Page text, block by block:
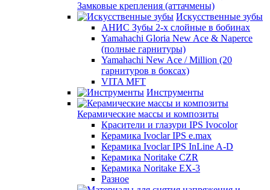
Замковые крепления (аттачмены)
Искусственные зубы
АНИС Зубы 2-х слойные в бобинах
Yamahachi Gloria New Ace & Naperce
(полные гарнитуры)
Yamahachi New Ace / Million (20
гарнитуров в боксах)
VITA MFT
Инструменты
Керамические массы и композиты
Красители и глазури IPS Ivocolor
Керамика Ivoclar IPS e.max
Керамика Ivoclar IPS InLine A-D
Керамика Noritake CZR
Керамика Noritake EX-3
Разное